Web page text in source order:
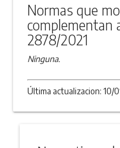
Normas que
complementan
2878/2021
Ninguna.
Última actualizacion: 10/